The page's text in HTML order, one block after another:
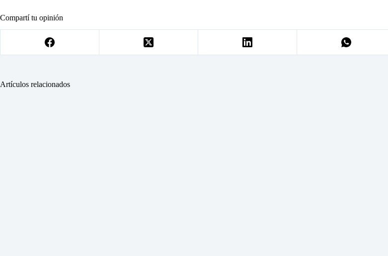
Compartí tu opinión
Artículos relacionados